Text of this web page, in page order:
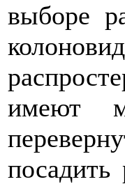
выборе
имеют
посадить